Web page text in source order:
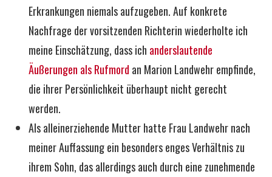
Erkrankungen niemals aufzugeben. Auf konkrete
Nachfrage der vorsitzenden Richterin wiederholte ich
meine Einschätzung, dass ich anderslautende
Äußerungen als Rufmord an Marion Landwehr empfinde,
die ihrer Persönlichkeit überhaupt nicht gerecht
werden.
Als alleinerziehende Mutter hatte Frau Landwehr nach
meiner Auffassung ein besonders enges Verhältnis zu
ihrem Sohn, das allerdings auch durch eine zunehmende